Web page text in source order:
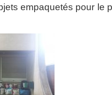
empaquetés pour le